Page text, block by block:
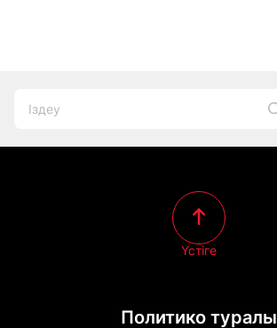
Политико туралы
Үстіге